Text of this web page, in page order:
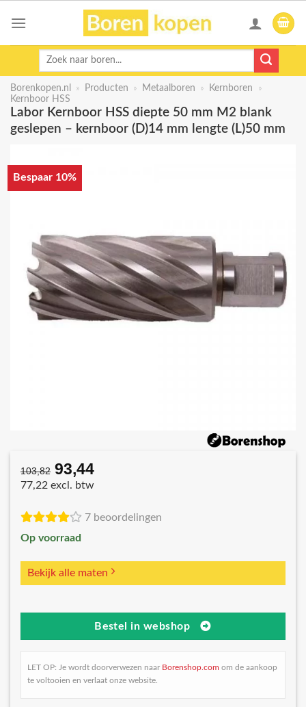
Zoeken
Borenkopen.nl » Producten » Metaalboren » Kernboren
»
Kernboor HSS
Labor Kernboor HSS diepte 50 mm M2 blank
geslepen – kernboor (D)14 mm lengte (L)50 mm
Bespaar 10%
103,82 Oorspronkelijke
prijs
€103,82.
93,44Huidige
prijs
€93,44.
77,22 excl. btw
7 beoordelingen
Op voorraad
Bekijk alle maten
Bestel in webshop
LET OP: Je wordt doorverwezen naar Borenshop.com om de aankoop
te voltooien en verlaat onze website.